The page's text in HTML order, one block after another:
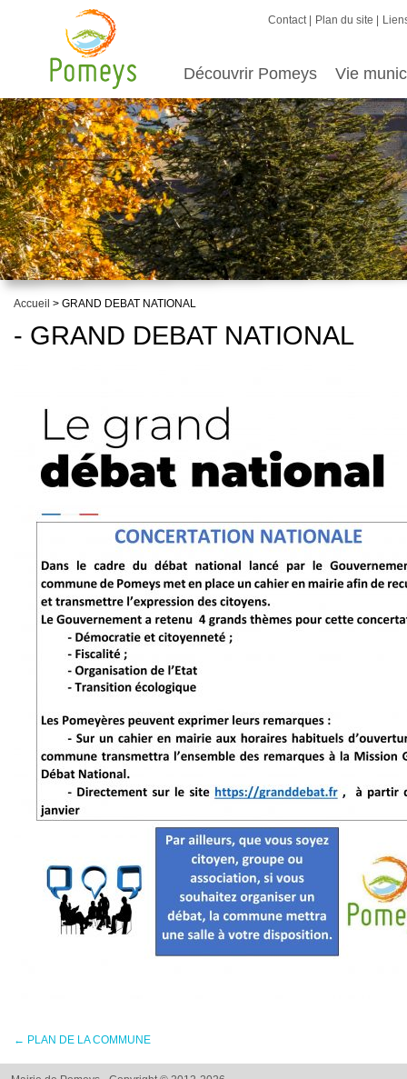
Contact Plan du site
Découvrir Pomeys Vie
Accueil > GRAND DEBAT NATIONAL
- GRAND DEBAT NATIONAL
← PLAN DE LA COMMUNE